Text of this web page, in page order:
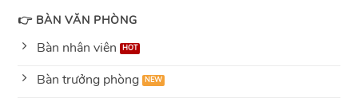
👉 BÀN VĂN PHÒNG
Bàn nhân viên
Bàn trưởng phòng